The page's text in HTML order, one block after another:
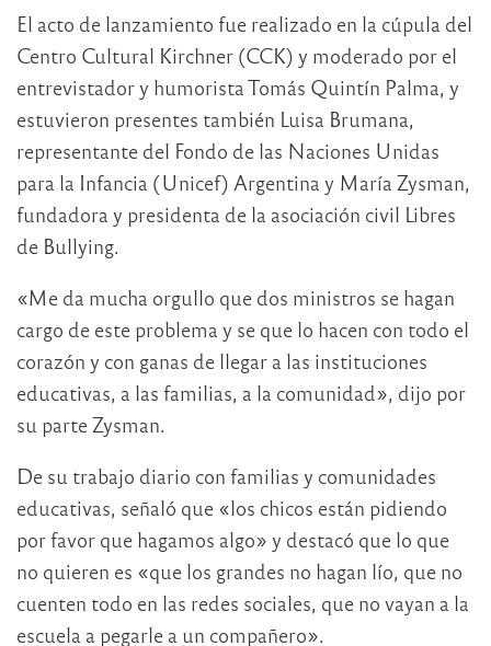
El acto de lanzamiento fue realizado en la cúpula del
Centro Cultural Kirchner (CCK) y moderado por el
entrevistador y humorista Tomás Quintín Palma, y
estuvieron presentes también Luisa Brumana,
representante del Fondo de las Naciones Unidas
para la Infancia (Unicef) Argentina y María Zysman,
fundadora y presidenta de la asociación civil Libres
de Bullying.
«Me da mucha orgullo que dos ministros se hagan
cargo de este problema y se que lo hacen con todo el
corazón y con ganas de llegar a las instituciones
educativas, a las familias, a la comunidad», dijo por
su parte Zysman.
De su trabajo diario con familias y comunidades
educativas, señaló que «los chicos están pidiendo
por favor que hagamos algo» y destacó que lo que
no quieren es «que los grandes no hagan lío, que no
cuenten todo en las redes sociales, que no vayan a la
escuela a pegarle a un compañero».